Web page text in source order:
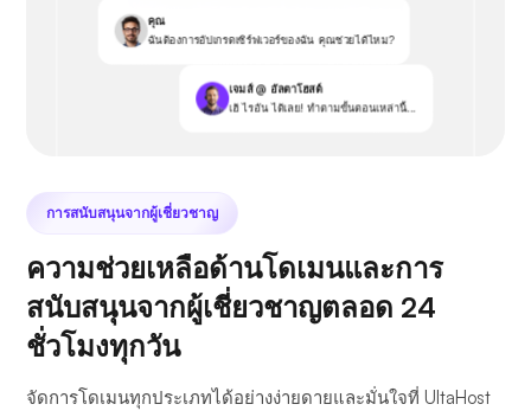
คุณ
ฉันต้องการอัปเกรดเซิร์ฟเวอร์ของฉัน คุณช่วยได้ไหม?
เจมส์ @ อัลตาโฮสต์
เฮ้ ไรอัน ได้เลย! ทำตามขั้นตอนเหล่านี้...
การสนับสนุนจากผู้เชี่ยวชาญ
ความช่วยเหลือด้านโดเมนและการ
สนับสนุนจากผู้เชี่ยวชาญตลอด 24
ชั่วโมงทุกวัน
จัดการโดเมนทุกประเภทได้อย่างง่ายดายและมั่นใจที่ UltaHost